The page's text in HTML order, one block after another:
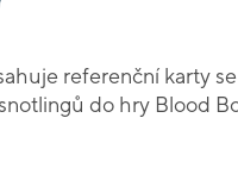
referenční karty
do hry Blood